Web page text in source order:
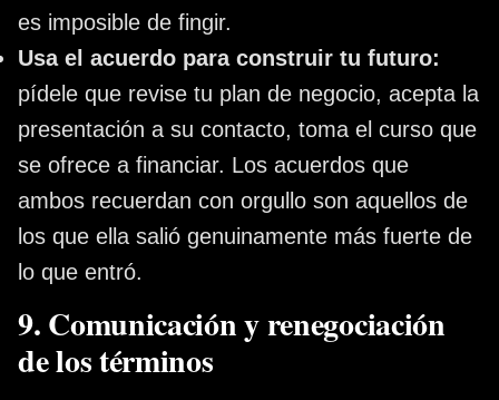
es imposible de fingir.
Usa el acuerdo para construir tu futuro:
pídele que revise tu plan de negocio, acepta la
presentación a su contacto, toma el curso que
se ofrece a financiar. Los acuerdos que
ambos recuerdan con orgullo son aquellos de
los que ella salió genuinamente más fuerte de
lo que entró.
9. Comunicación y renegociación
de los términos